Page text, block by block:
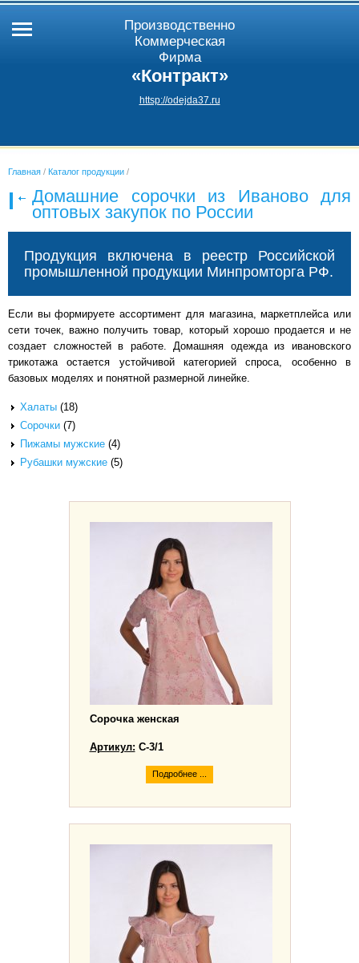
Производственно
Коммерческая
Фирма
«Контракт»
httsp://odejda37.ru
Главная / Каталог продукции /
Домашние сорочки из Иваново для
оптовых закупок по России
Продукция включена в реестр Российской
промышленной продукции Минпромторга РФ.
Если вы формируете ассортимент для магазина, маркетплейса или
сети точек, важно получить товар, который хорошо продается и не
создает сложностей в работе. Домашняя одежда из ивановского
трикотажа остается устойчивой категорией спроса, особенно в
базовых моделях и понятной размерной линейке.
Халаты (18)
Сорочки (7)
Пижамы мужские (4)
Рубашки мужские (5)
Сорочка женская
Артикул: С-3/1
Подробнее ...